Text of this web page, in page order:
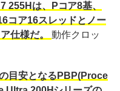
255Hは、Pコア8基、
コア16スレッドとノー
仕様だ。 動作クロッ
目安となるPBP(Proce